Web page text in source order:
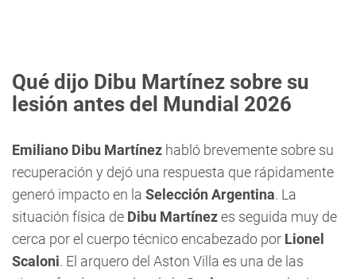
Qué dijo Dibu Martínez sobre su
lesión antes del Mundial 2026
Emiliano Dibu Martínez habló brevemente sobre su
recuperación y dejó una respuesta que rápidamente
generó impacto en la Selección Argentina. La
situación física de Dibu Martínezes seguida muy de
cerca por el cuerpo técnico encabezado por Lionel
Scaloni. El arquero del Aston Villa es una de las